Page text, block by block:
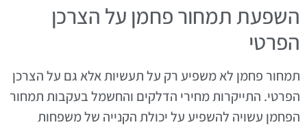
השפעת תמחור פחמן על הצרכן
הפרטי
תמחור פחמן לא משפיע רק על תעשיות אלא גם על הצרכן
הפרטי. התייקרות מחירי הדלקים והחשמל בעקבות תמחור
הפחמן עשויה להשפיע על יכולת הקנייה של משפחות